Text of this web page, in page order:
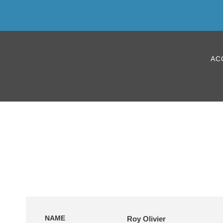
NAME Roy Olivier